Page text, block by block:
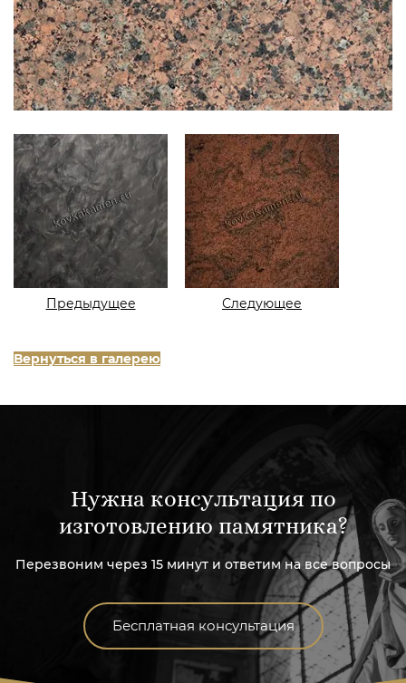
Предыдущее Следующее
Вернуться в галерею
Нужна консультация по
изготовлению памятника?
Перезвоним через 15 минут и ответим на все вопросы
Бесплатная консультация